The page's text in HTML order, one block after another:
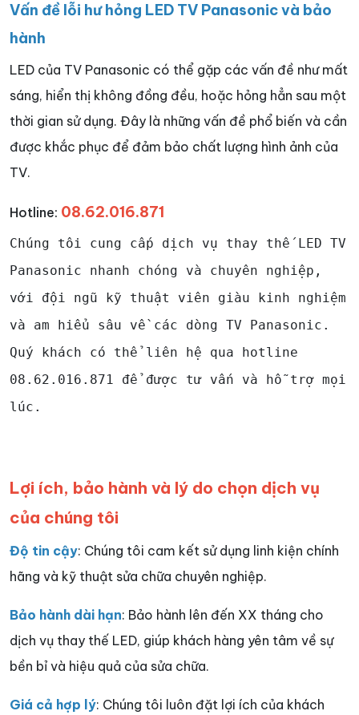
Vấn đề lỗi hư hỏng LED TV Panasonic và bảo
hành
LED của TV Panasonic có thể gặp các vấn đề như mất
sáng, hiển thị không đồng đều, hoặc hỏng hẳn sau một
thời gian sử dụng. Đây là những vấn đề phổ biến và cần
được khắc phục để đảm bảo chất lượng hình ảnh của
TV.
Hotline: 08.62.016.871
Chúng tôi cung cấp dịch vụ thay thế LED TV
Panasonic nhanh chóng và chuyên nghiệp,
với đội ngũ kỹ thuật viên giàu kinh nghiệm
và am hiểu sâu về các dòng TV Panasonic.
Quý khách có thể liên hệ qua hotline
08.62.016.871 để được tư vấn và hỗ trợ mọi
lúc.
Lợi ích, bảo hành và lý do chọn dịch vụ
của chúng tôi
Độ tin cậy: Chúng tôi cam kết sử dụng linh kiện chính
hãng và kỹ thuật sửa chữa chuyên nghiệp.
Bảo hành dài hạn: Bảo hành lên đến XX tháng cho
dịch vụ thay thế LED, giúp khách hàng yên tâm về sự
bền bỉ và hiệu quả của sửa chữa.
Giá cả hợp lý: Chúng tôi luôn đặt lợi ích của khách